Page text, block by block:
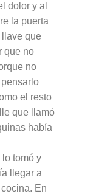
dolor y al
la puerta
que
que no
no
el resto
que llamó
había
tomó y
llegar a
En